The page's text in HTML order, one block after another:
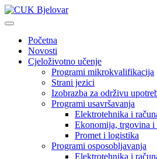
Početna
Novosti
Cjeloživotno učenje
Programi mikrokvalifikacija
Strani jezici
Izobrazba za održivu
Programi usavršavanja
Elektrotehnika i
Ekonomija, trgovina i
Promet i logistika
Programi osposobljavanja
Elektrotehnika i